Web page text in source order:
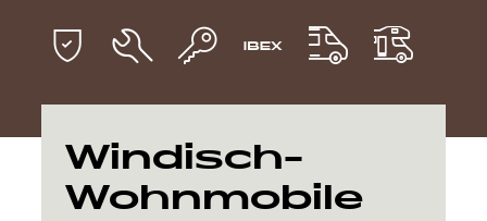
Fahrzeugfinder
Händlersuche
Windisch-
Wohnmobile